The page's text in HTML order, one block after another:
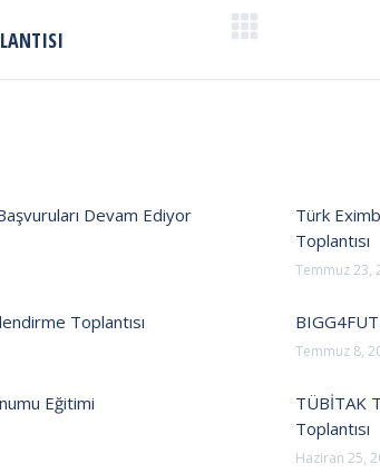
Devam Ediyor
Türk
Toplantısı
Temmuz 23,
Toplantısı
Temmuz 8,
Eğitimi
TÜBİTAK
Toplantısı
Haziran 25,